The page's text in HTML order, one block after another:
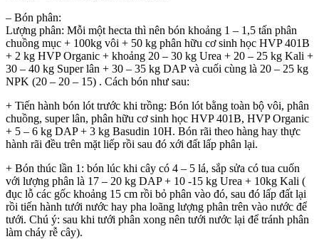
– Bón phân:
Lượng phân: Mỗi một hecta thì nên bón khoảng 1 – 1,5 tấn phân
chuồng mục + 100kg vôi + 50 kg phân hữu cơ sinh học HVP 401B
+ 2 kg HVP Organic + khoảng 20 – 30 kg Urea + 20 – 25 kg Kali +
30 – 40 kg Super lân + 30 – 35 kg DAP và cuối cùng là 20 – 25 kg
NPK (20 – 20 – 15) . Cách bón như sau:
+ Tiến hành bón lót trước khi trồng: Bón lót bằng toàn bộ vôi, phân
chuồng, super lân, phân hữu cơ sinh học HVP 401B, HVP Organic
+ 5 – 6 kg DAP + 3 kg Basudin 10H. Bón rãi theo hàng hay thực
hành rãi đều trên mặt liếp rồi sau đó xới đất lấp phân lại.
+ Bón thúc lần 1: bón lúc khi cây có 4 – 5 lá, sắp sửa có tua cuốn
với lượng phân là 17 – 20 kg DAP + 10 -15 kg Urea + 10kg Kali (
đục lỗ các gốc khoảng 15 cm rồi bỏ phân vào đó, sau đó lấp đất lại
rồi tiến hành tưới nước hay pha loãng lượng phân trên vào nước để
tưới. Chú ý: sau khi tưới phân xong nên tưới nước lại để tránh phân
làm cháy rễ cây).